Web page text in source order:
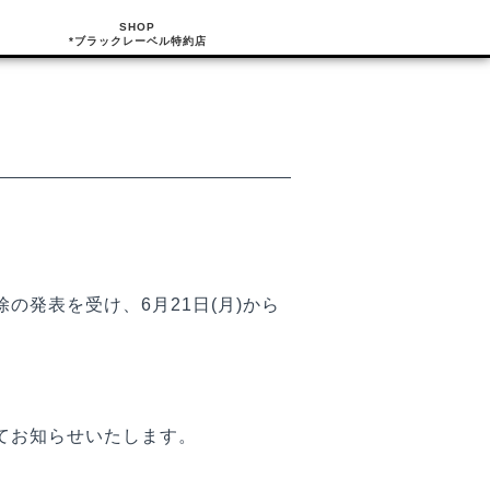
SHOP
*ブラックレーベル特約店
の発表を受け、6月21日(月)から
知らせいたします。